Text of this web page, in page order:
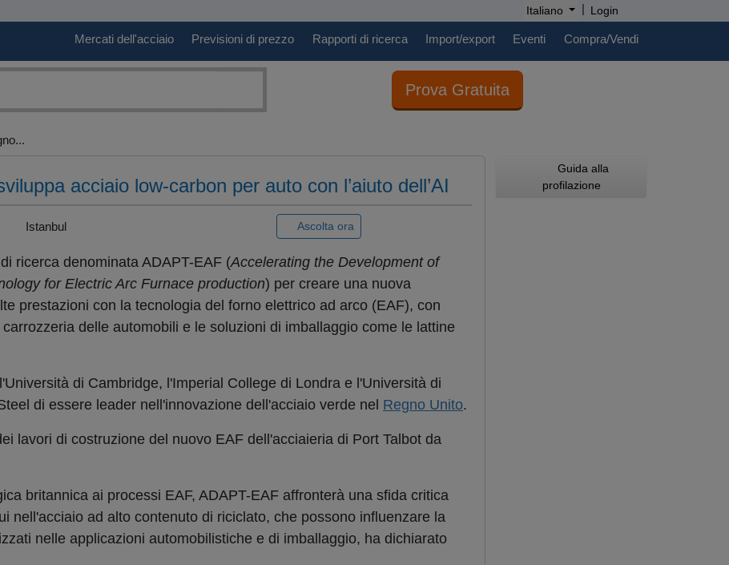
Italiano | Login
Mercati dell'acciaio Previsioni di prezzo Rapporti di ricerca Import/export Eventi Compra/Vendi
Prova Gratuita
acciaio low-carbon per auto con l’aiuto dell’AI
Istanbul Ascolta ora
ricerca denominata ADAPT-EAF (Accelerating the Development of
for Electric Arc Furnace production) per creare una nuova
prestazioni con la tecnologia del forno elettrico ad arco (EAF), con
delle automobili e le soluzioni di imballaggio come le lattine
di Cambridge, l'Imperial College di Londra e l'Università di
di essere leader nell'innovazione dell'acciaio verde nel Regno Unito.
lavori di costruzione del nuovo EAF dell'acciaieria di Port Talbot da
britannica ai processi EAF, ADAPT-EAF affronterà una sfida critica
nell'acciaio ad alto contenuto di riciclato, che possono influenzare la
nelle applicazioni automobilistiche e di imballaggio, ha dichiarato
Guida alla
profilazione